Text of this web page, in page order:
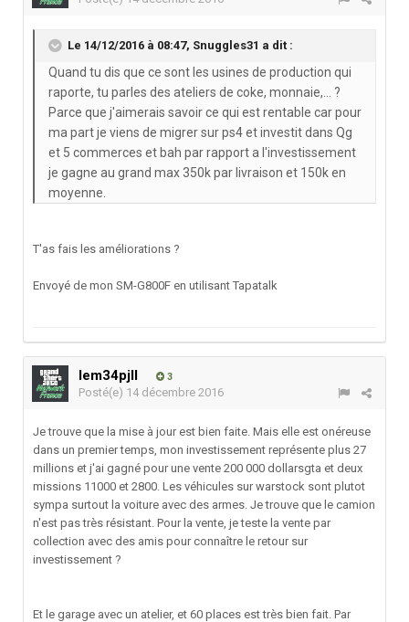
Le 14/12/2016 à 08:47, Snuggles31 a dit :
Quand tu dis que ce sont les usines de production qui
raporte, tu parles des ateliers de coke, monnaie,... ?
Parce que j'aimerais savoir ce qui est rentable car pour
ma part je viens de migrer sur ps4 et investit dans Qg
et 5 commerces et bah par rapport a l'investissement
je gagne au grand max 350k par livraison et 150k en
moyenne.
T'as fais les améliorations ?
Envoyé de mon SM-G800F en utilisant Tapatalk
lem34pjll 3
Posté(e) 14 décembre 2016
Je trouve que la mise à jour est bien faite. Mais elle est onéreuse
dans un premier temps, mon investissement représente plus 27
millions et j'ai gagné pour une vente 200 000 dollarsgta et deux
missions 11000 et 2800. Les véhicules sur warstock sont plutot
sympa surtout la voiture avec des armes. Je trouve que le camion
n'est pas très résistant. Pour la vente, je teste la vente par
collection avec des amis pour connaître le retour sur
investissement ?
Et le garage avec un atelier, et 60 places est très bien fait. Par